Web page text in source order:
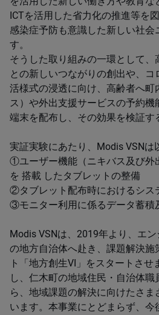
ICTを活用した省力化の推進等を
感染症予防も意識した新しい社会
す。
そうした取り組みの一環として
との新しいつながりの創出や、
活様式の浸透に向け、高齢者へ
ス）や外出支援サービスの予約機
端末を配布し、その効果を検証す
実証実験にあたり、Modis VSNは
①ユーザー機能（ニキバス及び外
を 搭載 したタブレットの整備
②タブレット配布時におけるシス
③モニター利用に係るデータ蓄積
Modis VSNは、2019年より、エ
の地方自治体へ赴き、課題解決施
ト「地方創生VI」をスタートさせ
し、仁木町の地域住民・自治体
ら、地域課題の解決に向けたさ
います。本事業にとどまらず、今